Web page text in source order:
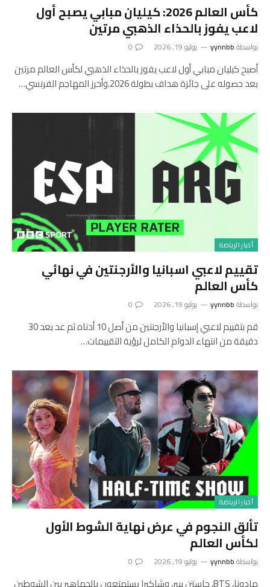
كأس العالم 2026: كيليان مبابي يصبح أول
لاعب يفوز بالحذاء الذهبي مرتين
بواسطةyynnbb يوليو 19, 2026 0
أصبح كيليان مبابي أول لاعب يفوز بالحذاء الذهبي لكأس العالم مرتين
بعد حصوله على جائزة هداف بطولة 2026.وأحرز المهاجم الفرنسي…
أخبار الرياضة
تقييم لاعبي اسبانيا والأرجنتين في نهائي
كأس العالم
بواسطةyynnbb يوليو 19, 2026 0
قم بتقييم لاعبي إسبانيا والأرجنتين من أصل 10 أدناه ثم عد بعد 30
دقيقة من انتهاء الدوام الكامل لرؤية التقييمات…
أخبار الرياضة
تألق النجوم في عرض نهاية الشوط الأول
لكأس العالم
بواسطةyynnbb يوليو 19, 2026 0